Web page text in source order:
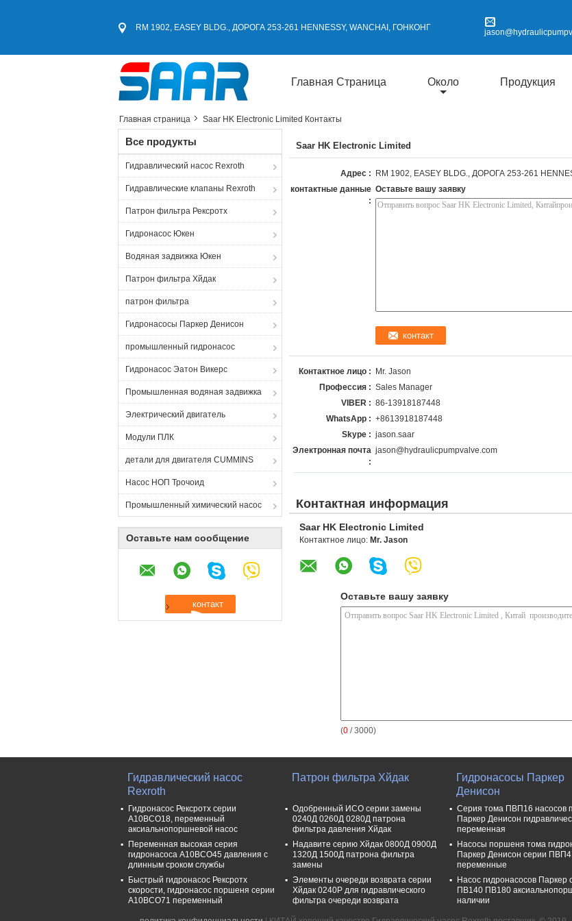
RM 1902, EASEY BLDG., ДОРОГА 253-261 HENNESSY, WANCHAI, ГОНКОНГ
Главная Страница Около Продукция
Главная страница Saar HK Electronic Limited Контакты
Все продукты
Гидравлический насос Rexroth
Гидравлические клапаны Rexroth
Патрон фильтра Рексротх
Гидронасос Юкен
Водяная задвижка Юкен
Патрон фильтра Хйдак
патрон фильтра
Гидронасосы Паркер Денисон
промышленный гидронасос
Гидронасос Эатон Викерс
Промышленная водяная задвижка
Электрический двигатель
Модули ПЛК
детали для двигателя CUMMINS
Насос НОП Трочоид
Промышленный химический насос
Оставьте нам сообщение
Saar HK Electronic Limited
Адрес :
RM 1902, EASEY BLDG., ДОРОГА 253-261
контактные данные
:
Оставьте вашу заявку
Контактное лицо :
Mr. Jason
Профессия : Sales Manager
VIBER : 86-13918187448
WhatsApp : +8613918187448
Skype : jason.saar
Электронная почта
:
jason@hydraulicpumpvalve.com
Контактная информация
Saar HK Electronic Limited
Контактное лицо: Mr. Jason
Оставьте вашу заявку
(0 / 3000)
Гидравлический насос
Rexroth
Гидронасос Рексротх серии
А10ВСО18, переменный
аксиальнопоршневой насос
Переменная высокая серия
гидронасоса А10ВСО45 давления с
длинным сроком службы
Быстрый гидронасос Рексротх
скорости, гидронасос поршеня серии
А10ВСО71 переменный
Патрон фильтра Хйдак
Одобренный ИСО серии замены
0240Д 0260Д 0280Д патрона
фильтра давления Хйдак
Надавите серию Хйдак 0800Д 0900Д
1320Д 1500Д патрона фильтра
замены
Элементы очереди возврата серии
Хйдак 0240Р для гидравлического
фильтра очереди возврата
Гидронасосы Паркер
Денисон
Серия тома ПВП16 насосов
Паркер Денисон
переменная
Насосы поршеня тома
Паркер Денисон серии
переменные
Насос гидронасосов Паркер
ПВ140 ПВ180
наличии